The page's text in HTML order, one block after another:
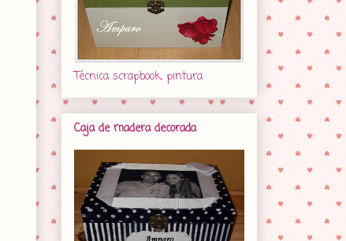
Técnica scrapbook, pintura
Caja de madera decorada